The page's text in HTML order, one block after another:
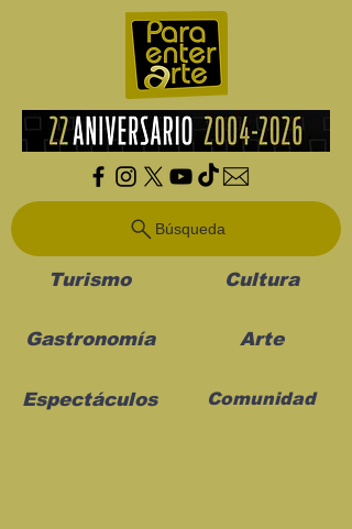
Búsqueda
Turismo Cultura
Gastronomía Arte
Espectáculos Comunidad